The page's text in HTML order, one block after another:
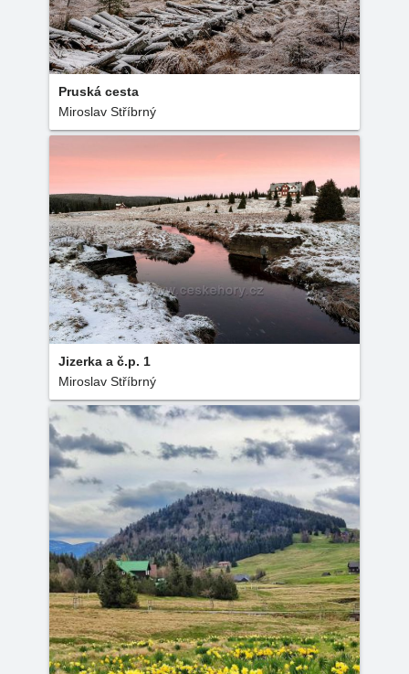
Pruská cesta
Miroslav Stříbrný
Jizerka a č.p. 1
Miroslav Stříbrný